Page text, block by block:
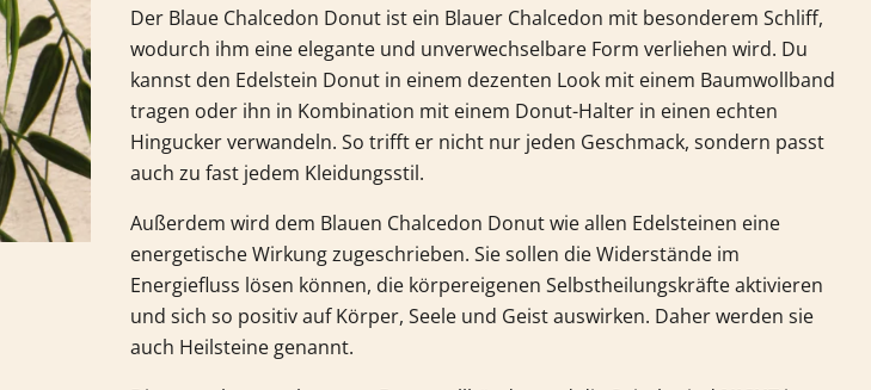
Der Blaue Chalcedon Donut ist ein Blauer Chalcedon mit besonderem Schliff,
wodurch ihm eine elegante und unverwechselbare Form verliehen wird. Du
kannst den Edelstein Donut in einem dezenten Look mit einem Baumwollband
tragen oder ihn in Kombination mit einem Donut-Halter in einen echten
Hingucker verwandeln. So trifft er nicht nur jeden Geschmack, sondern passt
auch zu fast jedem Kleidungsstil.
Außerdem wird dem Blauen Chalcedon Donut wie allen Edelsteinen eine
energetische Wirkung zugeschrieben. Sie sollen die Widerstände im
Energiefluss lösen können, die körpereigenen Selbstheilungskräfte aktivieren
und sich so positiv auf Körper, Seele und Geist auswirken. Daher werden sie
auch Heilsteine genannt.